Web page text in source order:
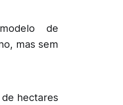
de
mas sem
hectares